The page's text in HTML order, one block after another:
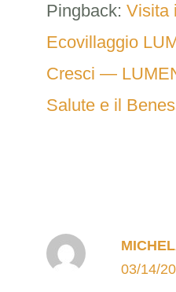
Pingback: Visita
Ecovillaggio
Cresci —
Salute e il
03/14/